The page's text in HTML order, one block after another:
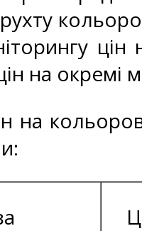
на окремі
на